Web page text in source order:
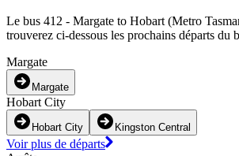
Le bus 412 - Margate to Hobart (Metro
trouverez ci-dessous les prochains départs
Margate
Margate
Hobart City
Hobart City Kingston Central
Voir plus de départs